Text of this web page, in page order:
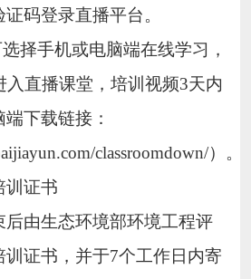
码登录直播平台。
择手机或电脑端在线学习，
入直播课堂，培训视频3天内
下载链接：
classroomdown/）。
训证书
后由生态环境部环境工程评
训证书，并于7个工作日内寄